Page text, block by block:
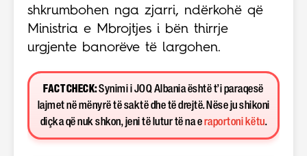
shkrumbohen nga zjarri, ndërkohë që
Ministria e Mbrojtjes i bën thirrje
urgjente banorëve të largohen.
FACT CHECK:Synimi i JOQ Albania është t’i paraqesë
lajmet në mënyrë të saktë dhe të drejtë. Nëse ju shikoni
diçka që nuk shkon, jeni të lutur të na e raportoni këtu.